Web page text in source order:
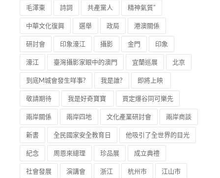
毛澤東 詩詞 共產黨人 精神氣質”
中華文化復興 選舉 政局 港澳關係
研討會 印象濠江 攝影 金門 印象
濠江 臺灣攝影家眼中的澳門 宜蘭巡展 北京
到底M城會發生咩事? 我是誰? 即將上映
敬請期待 我是好奇寶寶 買定爆谷同可樂先
兩岸關係 兩岸四地 文化產業研討會 兩岸商談
新書 全民國家安全教育日 他吸引了全世界的目光
紀念 周恩來總理 珍品展 成立典禮
社會發展 演講會 浙江 杭州市 江山市